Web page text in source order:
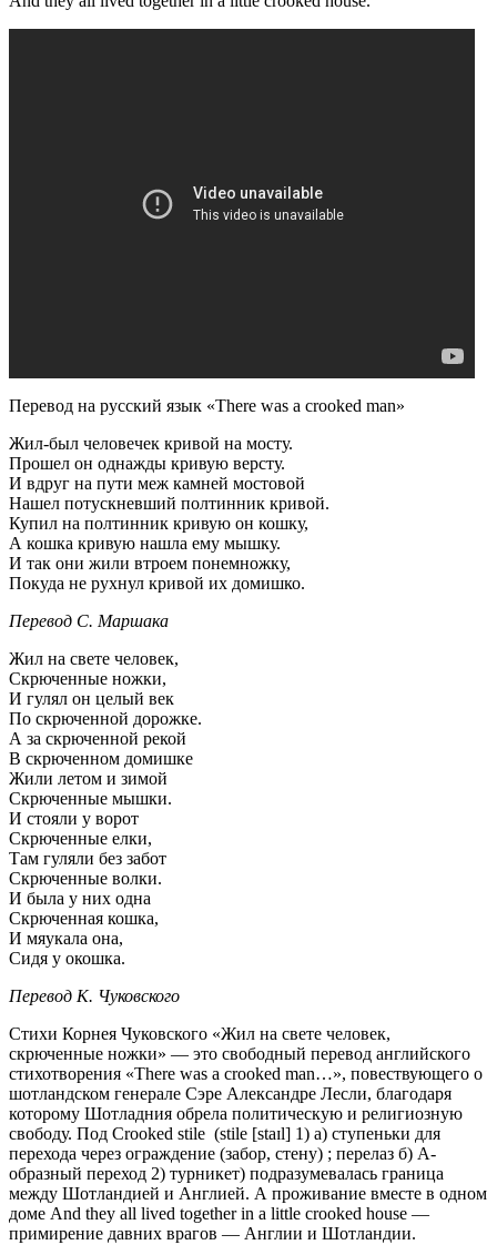
Перевод на русский язык «There was a crooked man»
Жил-был человечек кривой на мосту.
Прошел он однажды кривую версту.
И вдруг на пути меж камней мостовой
Нашел потускневший полтинник кривой.
Купил на полтинник кривую он кошку,
А кошка кривую нашла ему мышку.
И так они жили втроем понемножку,
Покуда не рухнул кривой их домишко.
Перевод С. Маршака
Жил на свете человек,
Скрюченные ножки,
И гулял он целый век
По скрюченной дорожке.
А за скрюченной рекой
В скрюченном домишке
Жили летом и зимой
Скрюченные мышки.
И стояли у ворот
Скрюченные елки,
Там гуляли без забот
Скрюченные волки.
И была у них одна
Скрюченная кошка,
И мяукала она,
Сидя у окошка.
Перевод К. Чуковского
Стихи Корнея Чуковского «Жил на свете человек,
скрюченные ножки» — это свободный перевод английского
стихотворения «There was a crooked man…», повествующего о
шотландском генерале Сэре Александре Лесли, благодаря
которому Шотладния обрела политическую и религиозную
свободу. Под Crooked stile (stile [staɪl] 1) а) ступеньки для
перехода через ограждение (забор, стену) ; перелаз б) А-
образный переход 2) турникет) подразумевалась граница
между Шотландией и Англией. А проживание вместе в одном
доме And they all lived together in a little crooked house —
примирение давних врагов — Англии и Шотландии.